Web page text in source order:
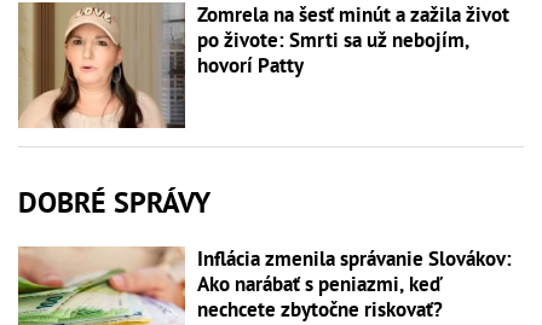
Zomrela na šesť minút a zažila život
po živote: Smrti sa už nebojím,
hovorí Patty
DOBRÉ SPRÁVY
Inflácia zmenila správanie Slovákov:
Ako narábať s peniazmi, keď
nechcete zbytočne riskovať?